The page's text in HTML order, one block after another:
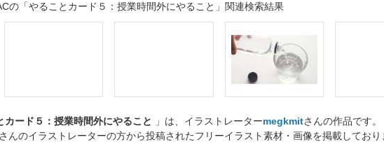
の「やることカード５：授業時間外にやること」関連検索結果
カード５：授業時間外にやること 」は、イラストレーターmegkmitさんの作品です。
んのイラストレーターの方から投稿されたフリーイラスト素材・画像を掲載してお